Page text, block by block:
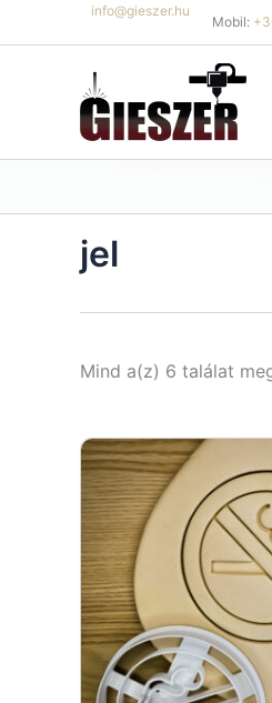
to
info@gieszer.hu
Mobil:
jel
Mind a(z) 6 találat